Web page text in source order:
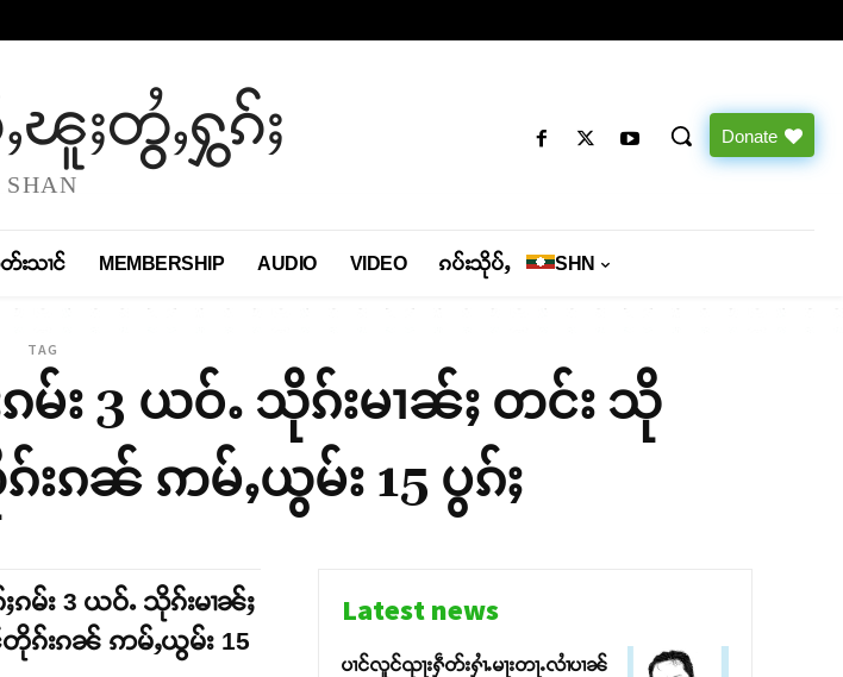
ၽူႈတွႆႇႁွၵ်ႈ
SHAN
Donate
တ်းသၢင် MEMBERSHIP AUDIO VIDEO ၵပ်းသိုပ်ႇ SHN
TAG
မ်း 3 ယဝ်ႉ သိုၵ်းမၢၼ်ႈ တင်း သို
းၵၼ် ဢမ်ႇယွမ်း 15 ပွၵ်ႈ
ၵမ်း 3 ယဝ်ႉ သိုၵ်းမၢၼ်ႈ
တိုၵ်းၵၼ် ဢမ်ႇယွမ်း 15
Latest news
ပၢင်လူင်ၺႃးႁဵတ်းႁၢႆႉမႃးတႃႉလၢႆပၢၼ် ​​